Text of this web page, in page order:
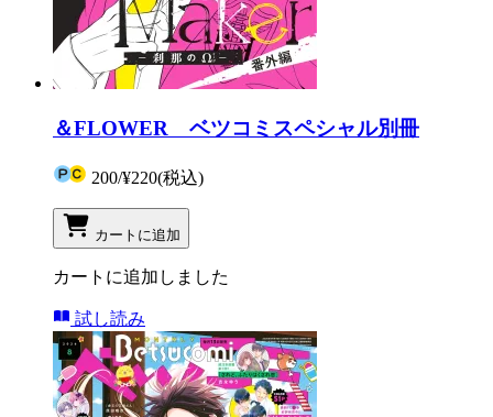
＆FLOWER ベツコミスペシャル別冊
200/¥220(税込)
カートに追加
カートに追加しました
試し読み